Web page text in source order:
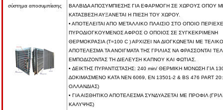
σύστηµα αποσυµπίεσης
ΒΑΛΒΙ∆Α ΑΠΟΣΥΜΠΙΕΣΗΣ ΓΙΑ ΕΦΑΡΜΟΓΗ ΣΕ ΧΩΡΟΥΣ ΟΠΟΥ
ΚΑΤΑΣΒΕΣΗ ΑΥΞΑΝΕΤΑΙ Η ΠΙΕΣΗ ΤΟΥ ΧΩΡΟΥ.
• ΑΠΟΤΕΛΕΙΤΑΙ ΑΠΟ ΜΕΤΑΛΛΙΚΟ ΠΛΑΙΣΙΟ ΣΤΟ ΟΠΟΙΟ
ΠΥΡΟ∆ΙΟΓΚΟΥΜΕΝΟΣ ΑΦΡΟΣ Ο ΟΠΟΙΟΣ ΣΕ ΣΥΓΚΕΚΡΙΜΕΝΗ
ΘΕΡΜΟΚΡΑΣΙΑ (Τ=100 C ) ΑΡΧΙΖΕΙ ΝΑ ∆ΙΟΓΚΩΝΕΤΑΙ ΜΕ ΤΕΛΙΚΟ
ΑΠΟΤΕΛΕΣΜΑ ΤΑ ΑΝΟΙΓΜΑΤΑ ΤΗΣ ΓΡΙΛΙΑΣ ΝΑ ΦΡΑΣΣΟΝΤΑΙ
ΕΜΠΟ∆ΙΖΟΝΤΑΣ ΤΗ ∆ΙΕΛΕΥΣΗ ΚΑΠΝΟΥ ΚΑΙ ΦΩΤΙΑΣ.
• ∆ΕΙΚΤΗΣ ΠΥΡΑΝΤΙΣΤΑΣΗΣ: 240 min/ ΘΕΡΜΙΚΗ ΜΟΝΩΣΗ ΓΙΑ
∆ΟΚΙΜΑΣΜΕΝΟ ΚΑΤΑ ΝΕΝ 6069, ΕΝ 13501-2 & BS 476 PART
ΟΛΛΑΝ∆ΙΑΣ)
• ΓΙΑ ΑΙΣΘΗΤΙΚΟ ΑΠΟΤΕΛΕΣΜΑ ΣΥΝ∆ΥΑΖΕΤΑΙ ΜΕ ΠΡΟΦΙΛ
ΚΑΛΥΨΗΣ)